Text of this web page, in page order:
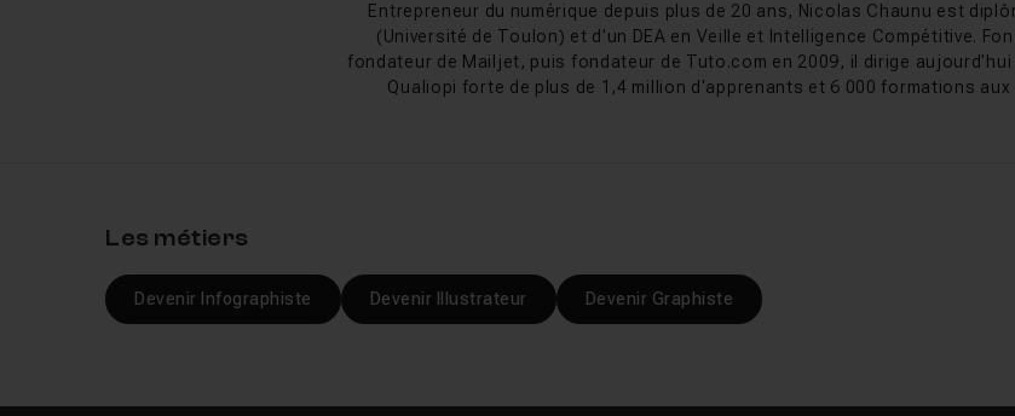
Entrepreneur du numérique depuis plus de 20 ans, Nicolas Chaunu est
(Université de Toulon) et d'un DEA en Veille et Intelligence Compétitive.
fondateur de Mailjet, puis fondateur de Tuto.com en 2009, il dirige
Qualiopi forte de plus de 1,4 million d'apprenants et 6 000 formations
Les métiers
Devenir Infographiste Devenir Illustrateur Devenir Graphiste